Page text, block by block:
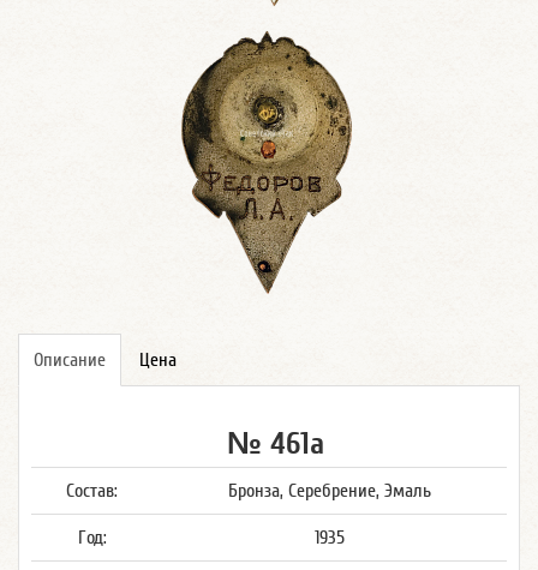
Описание Цена
№ 461а
Состав: Бронза, Серебрение, Эмаль
Год: 1935